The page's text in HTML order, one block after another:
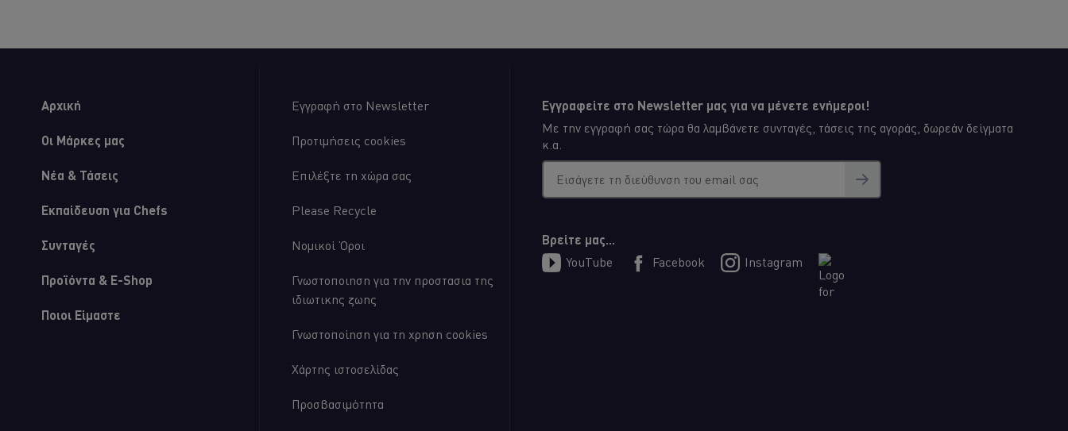
agree to this please click the Accept button below.
Accept
5. Ανοιχτό Pitta Bun
Σε αυτό το βίντεο, η chef Γεωργιάννα Χιλιαδάκη θα μας δείξει πώς φτιάχνει μια
ανοιχτή ελληνική πίτα με ψημένα μανιτάρια, vegan μαγιονέζα, μουστάρδα, χυμό
Αρχική
Οι Μάρκες μας
Νέα & Τάσεις
Εκπαίδευση για Chefs
Συνταγές
Προϊόντα & E-Shop
Ποιοι Είμαστε
Εγγραφή στο Newsletter
Προτιμήσεις cookies
Επιλέξτε τη χώρα σας
Please Recycle
Νομικοί Όροι
Γνωστοποιηση για την προστασια της
ιδιωτικης ζωης
Γνωστοποίηση για τη χρηση cookies
Χάρτης ιστοσελίδας
Προσβασιμότητα
Εγγραφείτε στο Newsletter μας για να μένετε ενήμεροι!
Με την εγγραφή σας τώρα θα λαμβάνετε συνταγές, τάσεις της αγοράς, δωρεάν δείγματα
κ.α.
Εισάγετε τη διεύθυνση του email σας
Βρείτε μας...
YouTube
Facebook Instagram